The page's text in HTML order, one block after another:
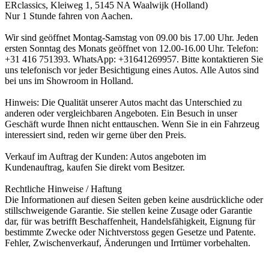
ERclassics, Kleiweg 1, 5145 NA Waalwijk (Holland)
Nur 1 Stunde fahren von Aachen.
Wir sind geöffnet Montag-Samstag von 09.00 bis 17.00 Uhr. Jeden
ersten Sonntag des Monats geöffnet von 12.00-16.00 Uhr. Telefon:
+31 416 751393. WhatsApp: +31641269957. Bitte kontaktieren Sie
uns telefonisch vor jeder Besichtigung eines Autos. Alle Autos sind
bei uns im Showroom in Holland.
Hinweis: Die Qualität unserer Autos macht das Unterschied zu
anderen oder vergleichbaren Angeboten. Ein Besuch in unser
Geschäft wurde Ihnen nicht enttauschen. Wenn Sie in ein Fahrzeug
interessiert sind, reden wir gerne über den Preis.
Verkauf im Auftrag der Kunden: Autos angeboten im
Kundenauftrag, kaufen Sie direkt vom Besitzer.
Rechtliche Hinweise / Haftung
Die Informationen auf diesen Seiten geben keine ausdrückliche oder
stillschweigende Garantie. Sie stellen keine Zusage oder Garantie
dar, für was betrifft Beschaffenheit, Handelsfähigkeit, Eignung für
bestimmte Zwecke oder Nichtverstoss gegen Gesetze und Patente.
Fehler, Zwischenverkauf, Änderungen und Irrtümer vorbehalten.